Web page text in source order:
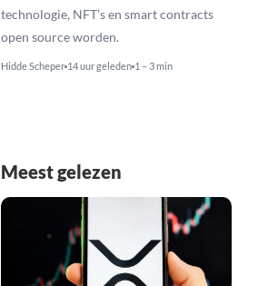
technologie, NFT’s en smart contracts
open source worden.
Hidde Scheper 14 uur geleden 1 – 3 min
Meest gelezen